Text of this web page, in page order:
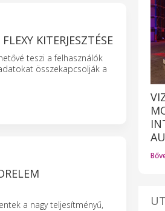
KITERJESZTÉSE
teszi a felhasználók
összekapcsolják a
a nagy teljesítményű,